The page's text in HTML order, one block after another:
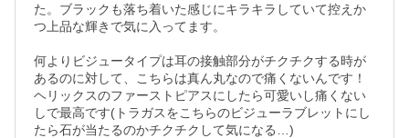
た。ブラックも落ち着いた感じにキラキラしていて控えか
つ上品な輝きで気に入ってます。
何よりビジュータイプは耳の接触部分がチクチクする時が
あるのに対して、こちらは真ん丸なので痛くないんです！
ヘリックスのファーストピアスにしたら可愛いし痛くない
しで最高です(トラガスをこちらのビジューラブレットにし
たら石が当たるのかチクチクして気になる…)